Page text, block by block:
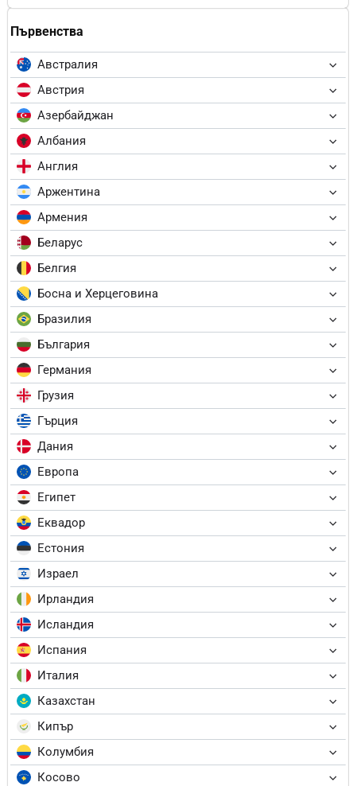
Първенства
Австралия
Австрия
Азербайджан
Албания
Англия
Аржентина
Армения
Беларус
Белгия
Босна и Херцеговина
Бразилия
България
Германия
Грузия
Гърция
Дания
Европа
Египет
Еквадор
Естония
Израел
Ирландия
Исландия
Испания
Италия
Казахстан
Кипър
Колумбия
Косово